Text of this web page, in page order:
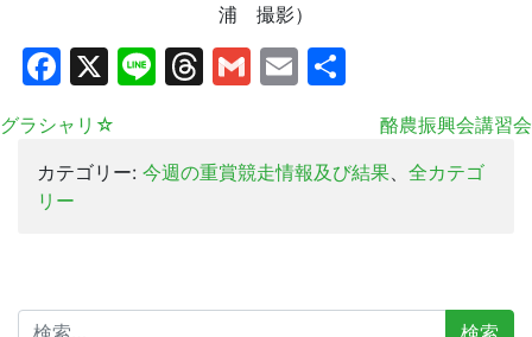
浦 撮影）
Facebook
X LineThreads
Gmail
Email
グラシャリ☆
酪農振興会講習会
カテゴリー: 今週の重賞競走情報及び結果
全カテゴ
リー
検